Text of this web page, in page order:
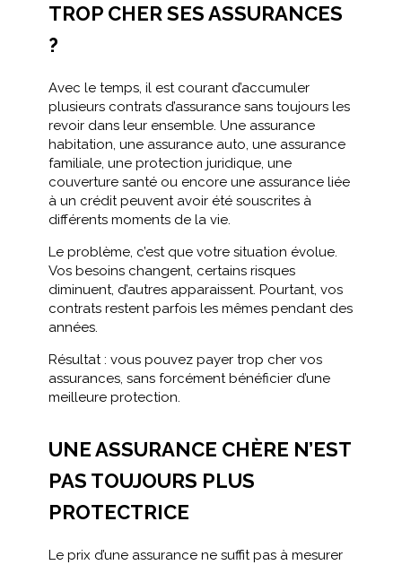
TROP CHER SES ASSURANCES
?
Avec le temps, il est courant d’accumuler
plusieurs contrats d’assurance sans toujours les
revoir dans leur ensemble. Une assurance
habitation, une assurance auto, une assurance
familiale, une protection juridique, une
couverture santé ou encore une assurance liée
à un crédit peuvent avoir été souscrites à
différents moments de la vie.
Le problème, c’est que votre situation évolue.
Vos besoins changent, certains risques
diminuent, d’autres apparaissent. Pourtant, vos
contrats restent parfois les mêmes pendant des
années.
Résultat : vous pouvez payer trop cher vos
assurances, sans forcément bénéficier d’une
meilleure protection.
UNE ASSURANCE CHÈRE N’EST
PAS TOUJOURS PLUS
PROTECTRICE
Le prix d’une assurance ne suffit pas à mesurer